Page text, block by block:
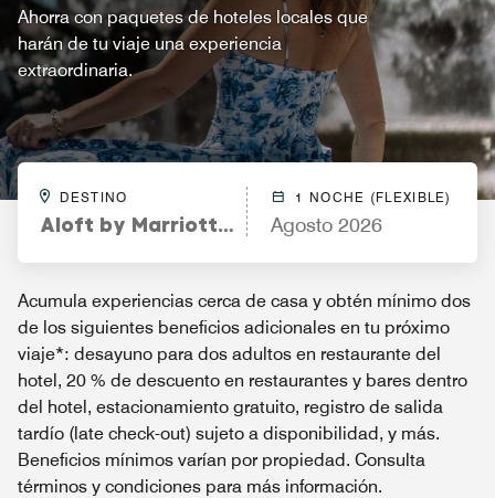
Ahorra con paquetes de hoteles locales que
harán de tu viaje una experiencia
extraordinaria.
DESTINO
Aloft by Marriott Phoenix-Airport
1 NOCHE (FLEXIBLE)
Agosto 2026
Acumula experiencias cerca de casa y obtén mínimo dos
de los siguientes beneficios adicionales en tu próximo
viaje*: desayuno para dos adultos en restaurante del
hotel, 20 % de descuento en restaurantes y bares dentro
del hotel, estacionamiento gratuito, registro de salida
tardío (late check-out) sujeto a disponibilidad, y más.
Beneficios mínimos varían por propiedad. Consulta
términos y condiciones para más información.